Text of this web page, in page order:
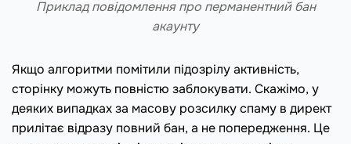
Приклад повідомлення про перманентний бан
акаунту
Якщо алгоритми помітили підозрілу активність,
сторінку можуть повністю заблокувати. Скажімо, у
деяких випадках за масову розсилку спаму в директ
прилітає відразу повний бан, а не попередження. Це